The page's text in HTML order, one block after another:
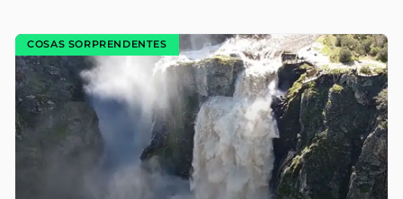
COSAS SORPRENDENTES